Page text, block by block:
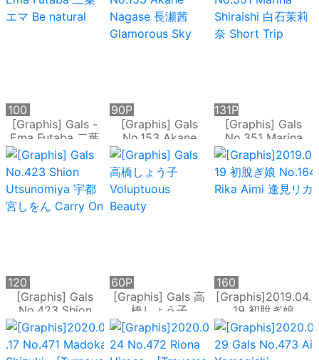
[Graphis] Gals -
Ema Futaba 二葉
エマ Be natural
100
P
[Graphis] Gals
No.153 Akane
Nagase 長瀬茜
Glamorous Sky
90P
[Graphis] Gals
No.351 Marina
Shiraishi 白石茉莉
奈 Short Trip
131P
[Graphis] Gals
No.423 Shion
Utsunomiya 宇都
宮しをん Carry On
120
P
[Graphis] Gals 高
橋しょう子
Voluptuous
Beauty
60P
[Graphis]2019.04.
19 初脫ぎ娘
No.164 Rika Aimi
逢見リカ
160
P